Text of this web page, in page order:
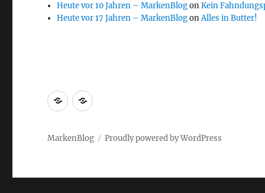
Heute vor 10 Jahren – MarkenBlogonKein
Heute vor 17 Jahren – MarkenBlogonAlles in Butter!
Markenrecherche
Gastbeiträge
MarkenBlog Proudly powered by WordPress